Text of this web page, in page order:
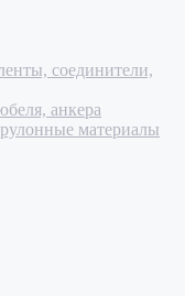
соединители,
анкера
материалы